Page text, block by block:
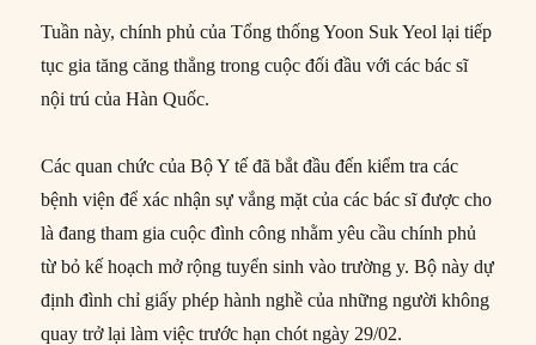
Tuần này, chính phủ của Tổng thống Yoon Suk Yeol lại tiếp
tục gia tăng căng thẳng trong cuộc đối đầu với các bác sĩ
nội trú của Hàn Quốc.
Các quan chức của Bộ Y tế đã bắt đầu đến kiểm tra các
bệnh viện để xác nhận sự vắng mặt của các bác sĩ được cho
là đang tham gia cuộc đình công nhằm yêu cầu chính phủ
từ bỏ kế hoạch mở rộng tuyển sinh vào trường y. Bộ này dự
định đình chỉ giấy phép hành nghề của những người không
quay trở lại làm việc trước hạn chót ngày 29/02.